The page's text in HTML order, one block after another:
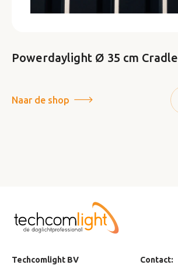
Powerdaylight Ø 35 cm Cradle
Naar de shop
Techcomlight BV
Contact: